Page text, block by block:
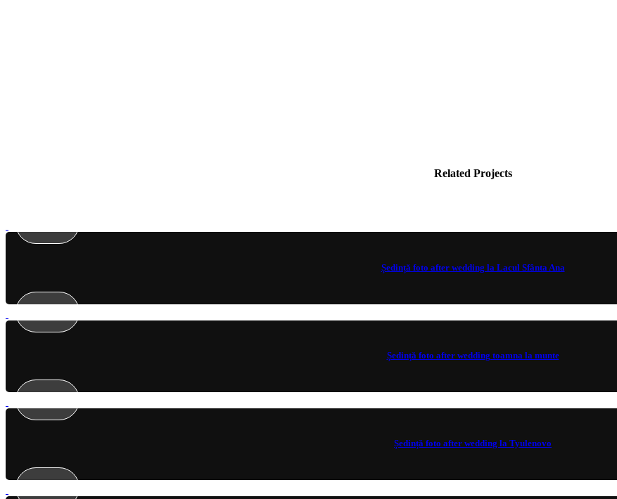
Related Projects
Ședință foto after wedding la Lacul Sfânta Ana
Ședință foto after wedding toamna la munte
Ședință foto after wedding la Tyulenovo